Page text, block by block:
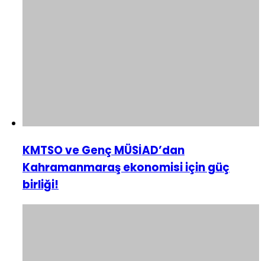
KMTSO ve Genç MÜSİAD’dan
Kahramanmaraş ekonomisi için güç
birliği!